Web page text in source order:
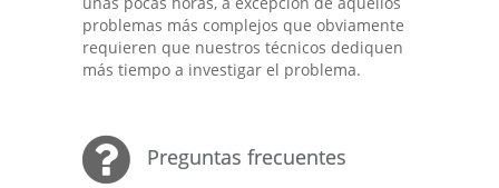
problemas más complejos que obviamente
requieren que nuestros técnicos dediquen
más tiempo a investigar el problema.
Preguntas frecuentes